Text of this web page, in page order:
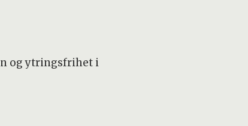
og ytringsfrihet i